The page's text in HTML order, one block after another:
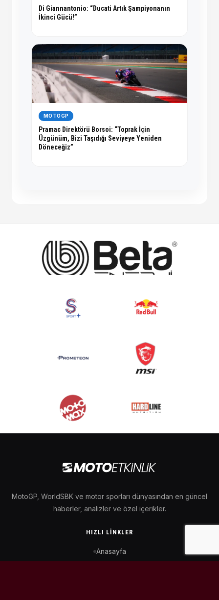
Di Giannantonio: “Ducati Artık Şampiyonanın
İkinci Gücü!”
MOTOGP
Pramac Direktörü Borsoi: “Toprak İçin
Üzgünüm, Bizi Taşıdığı Seviyeye Yeniden
Döneceğiz”
MotoGP, WorldSBK ve motor sporları dünyasından en güncel
haberler, analizler ve özel içerikler.
HIZLI LINKLER
Anasayfa